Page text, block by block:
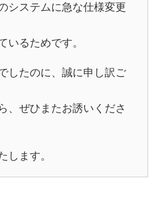
システムに急な仕様変更
いるためです。
したのに、誠に申し訳ご
、ぜひまたお誘いくださ
します。